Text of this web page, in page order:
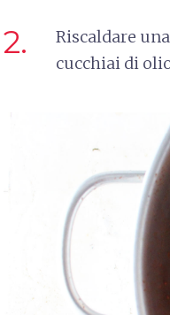
2.
Riscaldare
cucchiai di